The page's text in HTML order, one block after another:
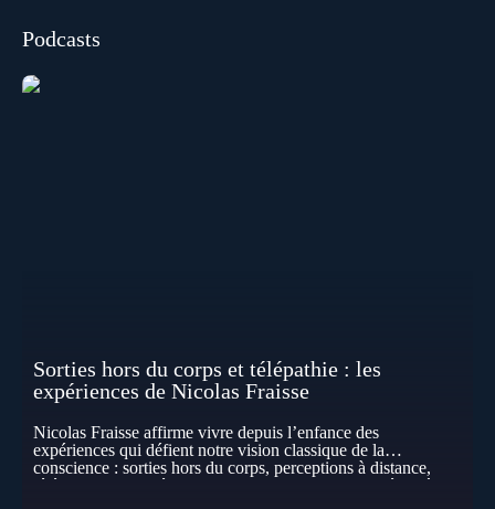
Podcasts
Sorties hors du corps et télépathie : les
expériences de Nicolas Fraisse
Nicolas Fraisse affirme vivre depuis l’enfance des
expériences qui défient notre vision classique de la
conscience : sorties hors du corps, perceptions à distance,
télépathie spontanée… Comment accueillir ces phénomènes